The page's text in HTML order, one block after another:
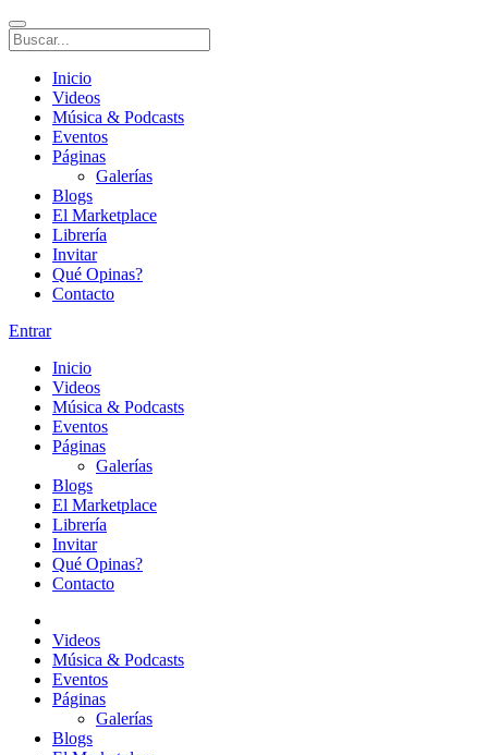
Inicio
Videos
Música & Podcasts
Eventos
Páginas
Galerías
Blogs
El Marketplace
Librería
Invitar
Qué Opinas?
Contacto
Entrar
Inicio
Videos
Música & Podcasts
Eventos
Páginas
Galerías
Blogs
El Marketplace
Librería
Invitar
Qué Opinas?
Contacto
Videos
Música & Podcasts
Eventos
Páginas
Galerías
Blogs